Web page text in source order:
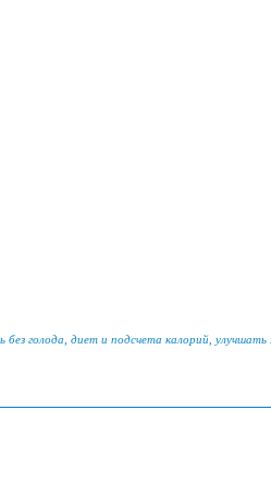
голода, диет и подсчета калорий,